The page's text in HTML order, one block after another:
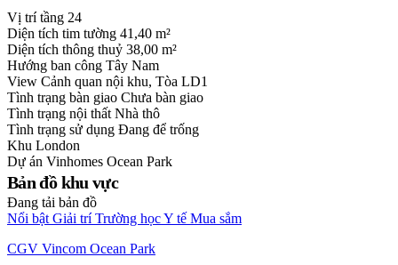
Vị trí tầng 24
Diện tích tim tường 41,40 m²
Diện tích thông thuỷ 38,00 m²
Hướng ban công Tây Nam
View Cảnh quan nội khu, Tòa LD1
Tình trạng bàn giao Chưa bàn giao
Tình trạng nội thất Nhà thô
Tình trạng sử dụng Đang để trống
Khu London
Dự án Vinhomes Ocean Park
Bản đồ khu vực
Đang tải bản đồ
Nổi bật Giải trí Trường họcY tế Mua sắm
CGV Vincom Ocean Park